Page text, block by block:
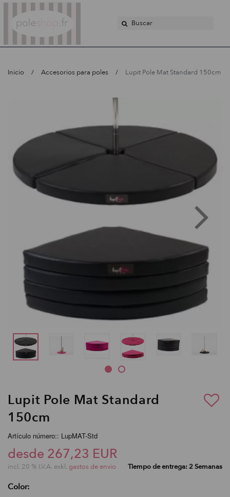
Inicio Accesorios para poles Lupit Pole Mat Standard 150cm
Lupit Pole Mat Standard
150cm
Artículo número:: LupMAT-Std
desde 267,23 EUR
incl. 20 % I.V.A. exkl. gastos de envio Tiempo de entrega: 2 Semanas
Color: